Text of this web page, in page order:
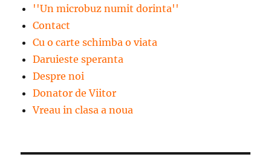
''Un microbuz numit dorinta''
Contact
Cu o carte schimba o viata
Daruieste speranta
Despre noi
Donator de Viitor
Vreau in clasa a noua